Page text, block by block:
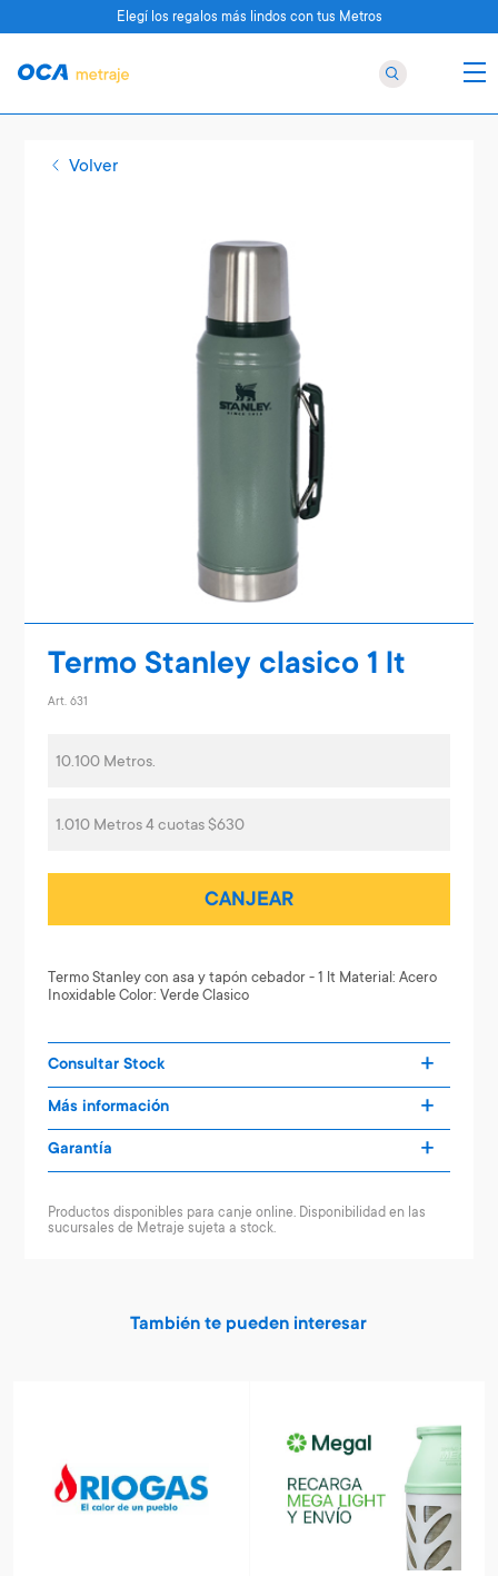
Volver
Termo Stanley clasico 1 lt
Art. 631
10.100 Metros.
1.010 Metros 4 cuotas $630
CANJEAR
Termo Stanley con asa y tapón cebador - 1 lt Material: Acero
Inoxidable Color: Verde Clasico
Consultar Stock
Más información
Garantía
Productos disponibles para canje online. Disponibilidad en las
sucursales de Metraje sujeta a stock.
También te pueden interesar
Elegí los regalos más lindos con tus Metros